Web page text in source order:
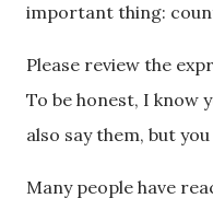
important thing:
Please review the
To be honest, I know
also say them, but
Many people have